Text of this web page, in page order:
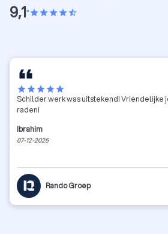
9,1•starstarstarstarstar_half
starstarstarstarstar
Schilder werk was uitstekend! Vriendelijke
raden!
Ibrahim
07-12-2025
Rando Groep